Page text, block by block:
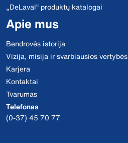
„DeLaval“ produktų katalogai
Apie mus
Bendrovės istorija
Vizija, misija ir svarbiausios vertybės
Karjera
Kontaktai
Tvarumas
Telefonas
(0-37) 45 70 77